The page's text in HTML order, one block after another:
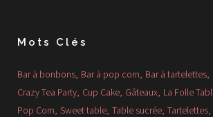
Mots Clés
Bar à bonbons Bar à pop corn Bar à tartelettes
Crazy Tea Party Cup Cake Gâteaux La Folle
Pop Corn Sweet table Table sucrée Tartelettes